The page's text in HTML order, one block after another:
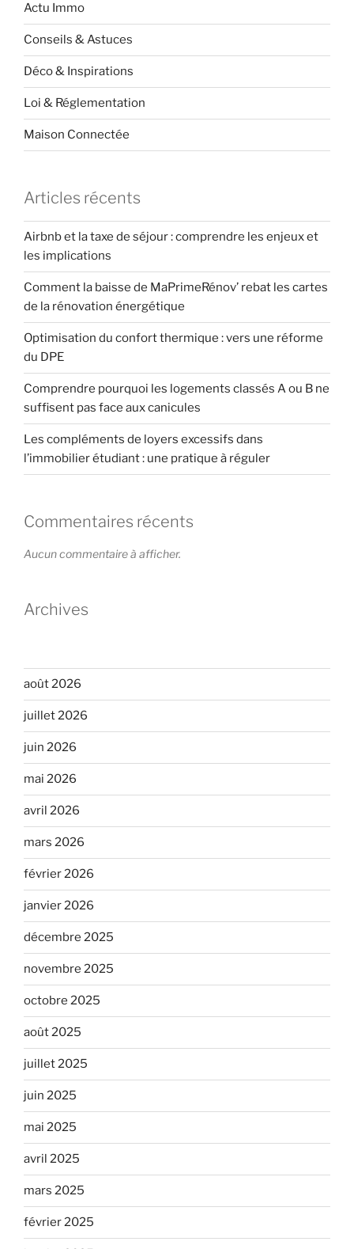
Actu Immo
Conseils & Astuces
Déco & Inspirations
Loi & Réglementation
Maison Connectée
Articles récents
Airbnb et la taxe de séjour : comprendre les enjeux et
les implications
Comment la baisse de MaPrimeRénov’ rebat les cartes
de la rénovation énergétique
Optimisation du confort thermique : vers une réforme
du DPE
Comprendre pourquoi les logements classés A ou B ne
suffisent pas face aux canicules
Les compléments de loyers excessifs dans
l’immobilier étudiant : une pratique à réguler
Commentaires récents
Aucun commentaire à afficher.
Archives
août 2026
juillet 2026
juin 2026
mai 2026
avril 2026
mars 2026
février 2026
janvier 2026
décembre 2025
novembre 2025
octobre 2025
août 2025
juillet 2025
juin 2025
mai 2025
avril 2025
mars 2025
février 2025